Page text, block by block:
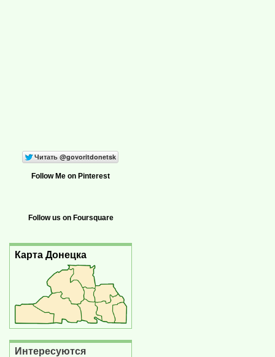
Follow Me on Pinterest
Follow us on Foursquare
Карта Донецка
Интересуются